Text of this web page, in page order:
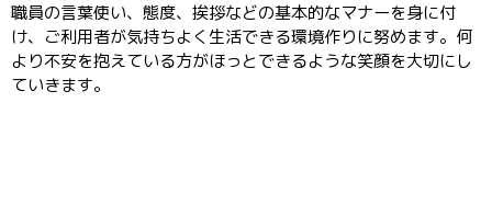
職員の言葉使い、態度、挨拶などの基本的なマナーを身に付
け、ご利用者が気持ちよく生活できる環境作りに努めます。何
より不安を抱えている方がほっとできるような笑顔を大切にし
ていきます。